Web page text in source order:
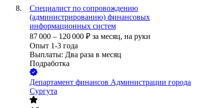
Специалист по сопровождению
(администрированию) финансовых
информационных систем
87 000 – 120 000 ₽ за месяц, на руки
Опыт 1-3 года
Выплаты: Два раза в месяц
Подработка
Департамент финансов Администрации города
Сургута